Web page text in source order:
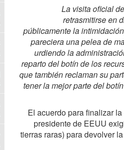
La visita oficial
retrasmitirse en
públicamente la
pareciera una pelea de
urdiendo la
reparto del botín de los
que también reclaman su
tener la mejor parte del
El acuerdo para finalizar
presidente de EEUU
tierras raras) para devolver